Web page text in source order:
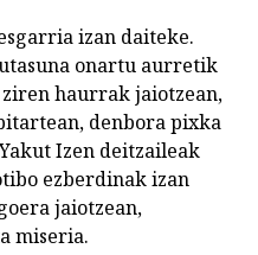
izan daiteke.
onartu aurretik
haurrak jaiotzean,
denbora pixka
Izen deitzaileak
ezberdinak izan
jaiotzean,
miseria.